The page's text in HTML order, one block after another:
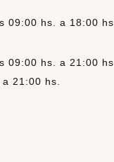
09:00 hs. a 18:00 hs.
09:00 hs. a 21:00 hs.
21:00 hs.